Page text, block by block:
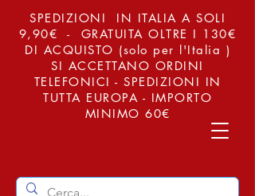
SPEDIZIONI IN ITALIA A SOLI
9,90€ - GRATUITA OLTRE I 130€
DI ACQUISTO (solo per l'Italia )
SI ACCETTANO ORDINI
TELEFONICI - SPEDIZIONI IN
TUTTA EUROPA - IMPORTO
MINIMO 60€